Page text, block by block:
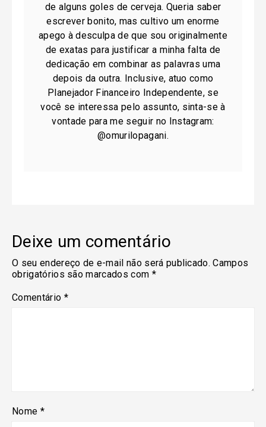
de alguns goles de cerveja. Queria saber
escrever bonito, mas cultivo um enorme
apego à desculpa de que sou originalmente
de exatas para justificar a minha falta de
dedicação em combinar as palavras uma
depois da outra. Inclusive, atuo como
Planejador Financeiro Independente, se
você se interessa pelo assunto, sinta-se à
vontade para me seguir no Instagram:
@omurilopagani.
Deixe um comentário
O seu endereço de e-mail não será publicado. Campos
obrigatórios são marcados com *
Comentário *
Nome *